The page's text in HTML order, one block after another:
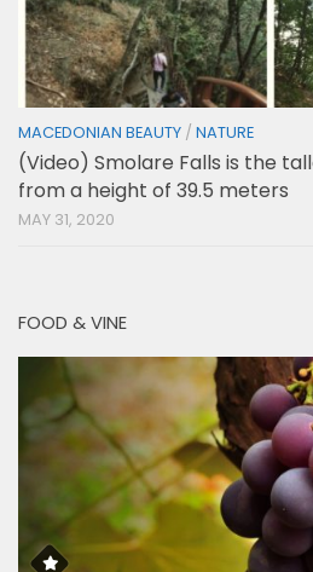
MACEDONIAN BEAUTY / NATURE
(Video) Smolare Falls is the
from a height of 39.5 meters
MAY 31, 2020
FOOD & VINE